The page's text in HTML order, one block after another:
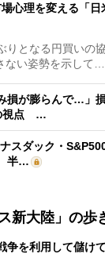
心理を変える「日
となる円買いの
ない姿勢を示して…
損が膨らんで…」
視点 …
スダック・
半…
新大陸」の歩
争を利用して儲け